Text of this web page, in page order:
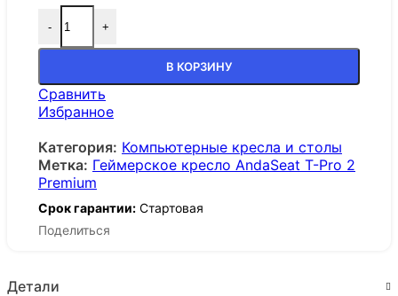
- +
В КОРЗИНУ
Сравнить
Избранное
Категория: Компьютерные кресла и столы
Метка: Геймерское кресло AndaSeat T-Pro 2
Premium
Срок гарантии: Стартовая
Поделиться
Детали